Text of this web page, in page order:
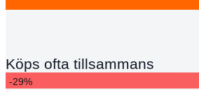
Köps ofta tillsammans
-29%